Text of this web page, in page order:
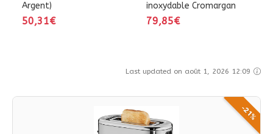
Argent)
50,31€
inoxydable Cromargan
79,85€
Last updated on août 1, 2026 12:09
-21%